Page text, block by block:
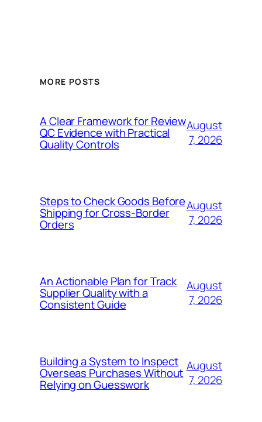
MORE POSTS
A Clear Framework for Review
QC Evidence with Practical
Quality Controls
August
7, 2026
Steps to Check Goods Before
Shipping for Cross-Border
Orders
August
7, 2026
An Actionable Plan for Track
Supplier Quality with a
Consistent Guide
August
7, 2026
Building a System to Inspect
Overseas Purchases Without
Relying on Guesswork
August
7, 2026